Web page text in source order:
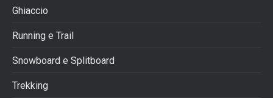
Ghiaccio
Running e Trail
Snowboard e Splitboard
Trekking